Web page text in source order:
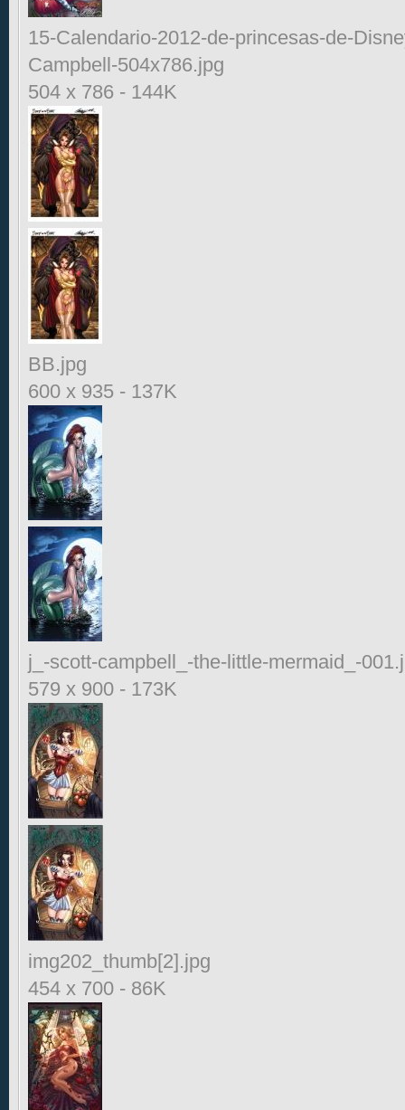
15-Calendario-2012-de-princesas-de-
Campbell-504x786.jpg
504 x 786 - 144K
BB.jpg
600 x 935 - 137K
j_-scott-campbell_-the-little-mermaid_-
579 x 900 - 173K
img202_thumb[2].jpg
454 x 700 - 86K